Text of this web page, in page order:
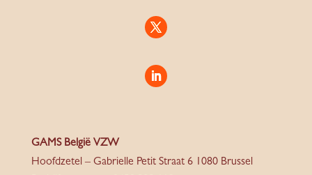
GAMS België VZW
Hoofdzetel – Gabrielle Petit Straat 6 1080 Brussel